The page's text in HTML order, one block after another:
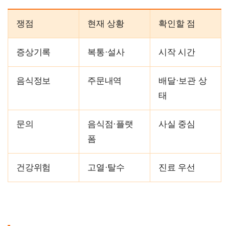
쟁점 현재 상황 확인할 점
증상기록 복통·설사 시작 시간
음식정보 주문내역
배달·보관 상
태
문의
음식점·플랫
폼
사실 중심
건강위험 고열·탈수 진료 우선